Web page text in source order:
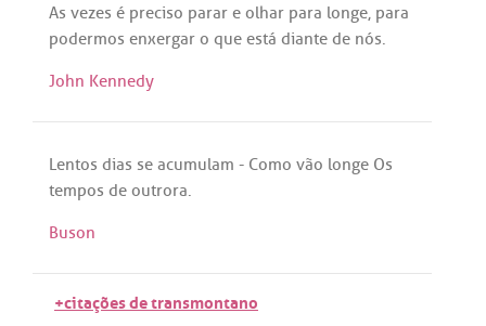
As vezes é preciso parar e olhar para longe, para
podermos enxergar o que está diante de nós.
John Kennedy
Lentos dias se acumulam - Como vão longe Os
tempos de outrora.
Buson
+citações de transmontano